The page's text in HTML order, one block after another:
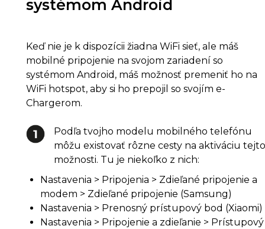
systémom Android
Keď nie je k dispozícii žiadna WiFi sieť, ale máš
mobilné pripojenie na svojom zariadení so
systémom Android, máš možnosť premeniť ho na
WiFi hotspot, aby si ho prepojil so svojím e-
Chargerom.
Podľa tvojho modelu mobilného telefónu
môžu existovať rôzne cesty na aktiváciu tejto
možnosti. Tu je niekoľko z nich:
Nastavenia > Pripojenia > Zdieľané pripojenie a
modem > Zdieľané pripojenie (Samsung)
Nastavenia > Prenosný prístupový bod (Xiaomi)
Nastavenia > Pripojenie a zdieľanie > Prístupový